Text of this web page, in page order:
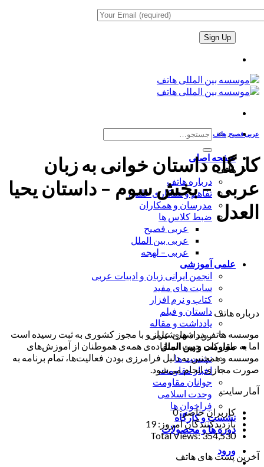
جستجو
صفحه اصلی
هاتف
درباره هاتف
تفاهم و همکاری علمی
مدرسان و همکاران
ضبط کلاس ها
عربی فصیح
عربی بین الملل
عربی – لهجه
علمی آموزشی
انجمن ایرانی زبان و ادبیات عربی
سایت های مفید
کتاب و نرم افزار
داستان و فیلم
یادداشت و مقاله
رویداد های علمی
مقاومت و بین الملل
نشست ها
اخبار مقاومت
جوانان مقاومت
وحدت اسلامی
فراخوان ها
نشست و کارگاه
دوره ها و محصولات
ورود
عربی فصیح هاتف
کارگاه داستان خوانی به زبان
عربی – بخش سوم – داستان یحیا
العدل
درباره هاتف
موسسه هاتف در شهر شیراز و با مجوز کشوری به ثبت رسیده است
اما به طور کلی جهت استفاده‌ی همه‌ی هموطنان از آموزش‌های
موسسه و همچنین به دلیل فرامرزی بودن فعالیت‌ها، تمام برنامه به
صورت مجازی انجام می‌شود.
آمار سایت
کاربران حاضر:0
بازدیدکنندگان امروز:19
Total Views:354,530
آخرین پست های هاتف